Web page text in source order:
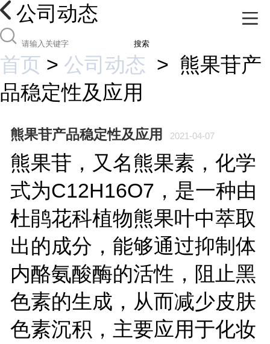
公司动态
搜索
首页 > 公司动态 > 熊果苷产
品稳定性及应用
熊果苷产品稳定性及应用 2021-04-07
熊果苷，又名熊果素，化学
式为C12H16O7，是一种由
杜鹃花科植物熊果叶中萃取
出的成分，能够通过抑制体
内酪氨酸酶的活性，阻止黑
色素的生成，从而减少皮肤
色素沉积，主要应用于化妆